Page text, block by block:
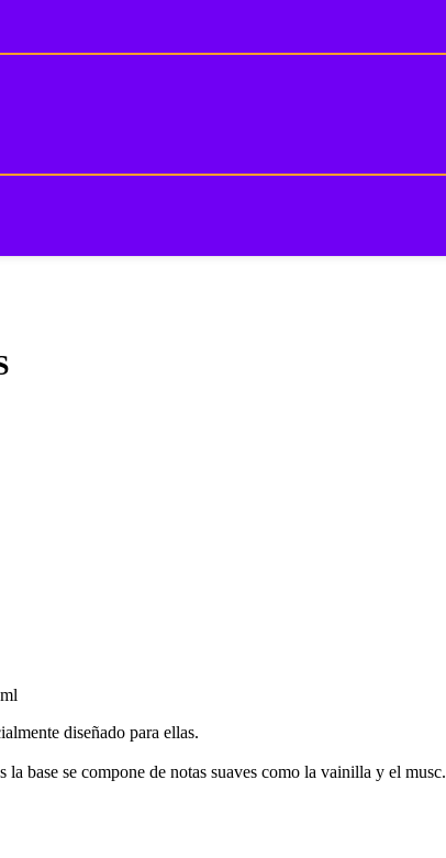
diseñado para ellas.
base se compone de notas suaves como la vainilla y el musc.